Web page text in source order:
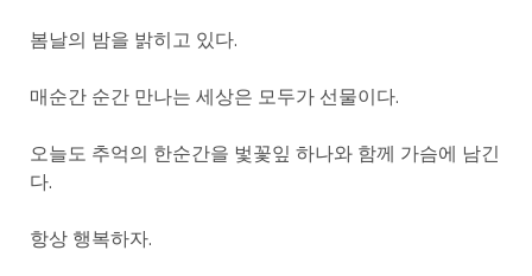
봄날의 밤을 밝히고 있다.
매순간 순간 만나는 세상은 모두가 선물이다.
오늘도 추억의 한순간을 벛꽃잎 하나와 함께 가슴에 남긴
다.
항상 행복하자.